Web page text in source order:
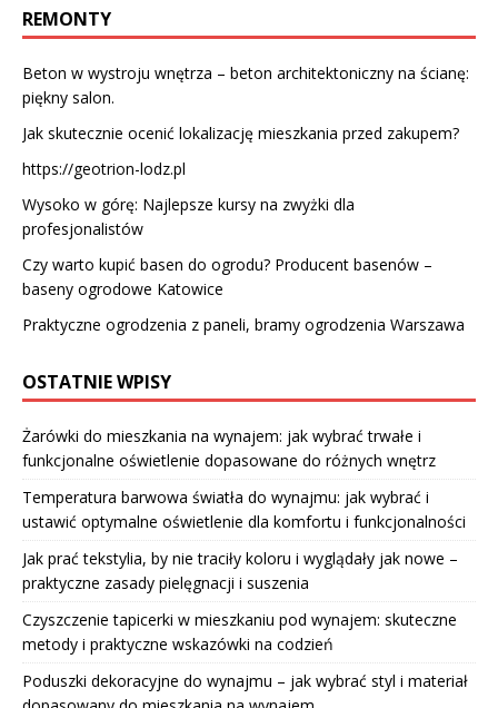
REMONTY
Beton w wystroju wnętrza – beton architektoniczny na ścianę:
piękny salon.
Jak skutecznie ocenić lokalizację mieszkania przed zakupem?
https://geotrion-lodz.pl
Wysoko w górę: Najlepsze kursy na zwyżki dla
profesjonalistów
Czy warto kupić basen do ogrodu? Producent basenów –
baseny ogrodowe Katowice
Praktyczne ogrodzenia z paneli, bramy ogrodzenia Warszawa
OSTATNIE WPISY
Żarówki do mieszkania na wynajem: jak wybrać trwałe i
funkcjonalne oświetlenie dopasowane do różnych wnętrz
Temperatura barwowa światła do wynajmu: jak wybrać i
ustawić optymalne oświetlenie dla komfortu i funkcjonalności
Jak prać tekstylia, by nie traciły koloru i wyglądały jak nowe –
praktyczne zasady pielęgnacji i suszenia
Czyszczenie tapicerki w mieszkaniu pod wynajem: skuteczne
metody i praktyczne wskazówki na codzień
Poduszki dekoracyjne do wynajmu – jak wybrać styl i materiał